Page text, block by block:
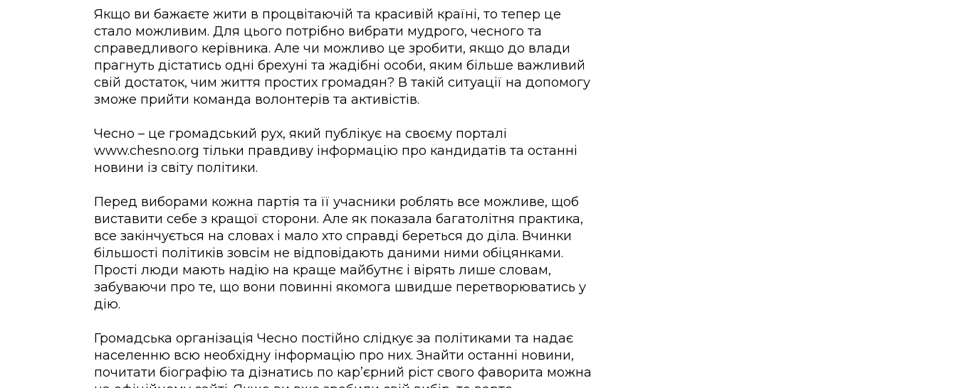
Якщо ви бажаєте жити в процвітаючій та красивій країні, то тепер це
стало можливим. Для цього потрібно вибрати мудрого, чесного та
справедливого керівника. Але чи можливо це зробити, якщо до влади
прагнуть дістатись одні брехуні та жадібні особи, яким більше важливий
свій достаток, чим життя простих громадян? В такій ситуації на допомогу
зможе прийти команда волонтерів та активістів.
Чесно – це громадський рух, який публікує на своєму порталі
www.chesno.org тільки правдиву інформацію про кандидатів та останні
новини із світу політики.
Перед виборами кожна партія та її учасники роблять все можливе, щоб
виставити себе з кращої сторони. Але як показала багатолітня практика,
все закінчується на словах і мало хто справді береться до діла. Вчинки
більшості політиків зовсім не відповідають даними ними обіцянками.
Прості люди мають надію на краще майбутнє і вірять лише словам,
забуваючи про те, що вони повинні якомога швидше перетворюватись у
дію.
Громадська організація Чесно постійно слідкує за політиками та надає
населенню всю необхідну інформацію про них. Знайти останні новини,
почитати біографію та дізнатись по кар’єрний ріст свого фаворита можна